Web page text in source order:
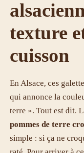
texture
cuisson
En Alsace, ces
qui annonce la
terre ». Tout est dit.
pommes de terre
simple : si ça ne